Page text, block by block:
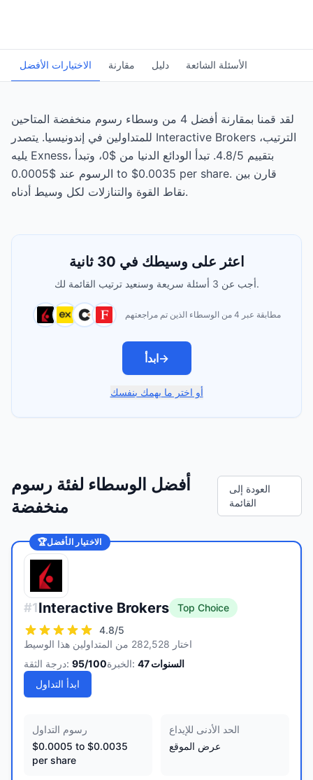
الاختيارات الأفضل مقارنة دليل الأسئلة الشائعة
لقد قمنا بمقارنة أفضل 4 من وسطاء رسوم منخفضة المتاحين
للمتداولين في إندونيسيا. يتصدر Interactive Brokers الترتيب،
يليه Exness، بتقييم 4.8/5. تبدأ الودائع الدنيا من $0، وتبدأ
الرسوم عند $0.0005 to $0.0035 per share. قارن بين
نقاط القوة والتنازلات لكل وسيط أدناه.
اعثر على وسيطك في 30 ثانية
أجب عن 3 أسئلة سريعة وسنعيد ترتيب القائمة لك.
مطابقة عبر 4 من الوسطاء الذين تم مراجعتهم
ابدأ→
أو اختر ما يهمك بنفسك
أفضل الوسطاء لفئة رسوم
منخفضة
العودة إلى
القائمة
🏆الاختيار الأفضل
#1Interactive Brokers
Top Choice
4.8/5
اختار 282,528 من المتداولين هذا الوسيط
درجة الثقة: 95/100 الخبرة: 47 السنوات
ابدأ التداول
رسوم التداول
$0.0005 to $0.0035
per share
الحد الأدنى للإيداع
عرض الموقع